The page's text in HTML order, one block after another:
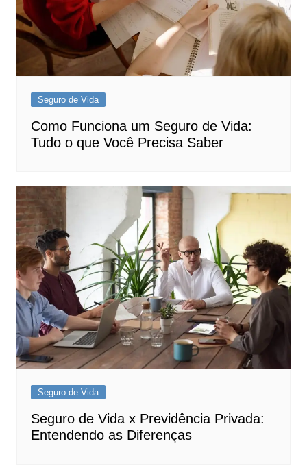
Seguro de Vida
Como Funciona um Seguro de Vida:
Tudo o que Você Precisa Saber
Seguro de Vida
Seguro de Vida x Previdência Privada:
Entendendo as Diferenças